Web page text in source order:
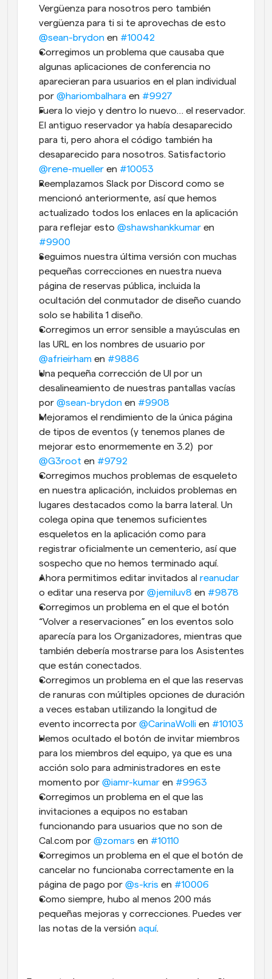
Vergüenza para nosotros pero también
@sean-brydon en #10042
Corregimos un problema que causaba que
algunas aplicaciones de conferencia no
aparecieran para usuarios en el plan individual
por @hariombalhara en #9927
Fuera lo viejo y dentro lo nuevo… el reservador.
El antiguo reservador ya había desaparecido
para ti, pero ahora el código también ha
@rene-mueller en #10053
Reemplazamos Slack por Discord como se
mencionó anteriormente, así que hemos
actualizado todos los enlaces en la aplicación
para reflejar esto @shawshankkumar
#9900
Seguimos nuestra última versión con muchas
pequeñas correcciones en nuestra nueva
página de reservas pública, incluida la
ocultación del conmutador de diseño cuando
solo se habilita 1 diseño.
Corregimos un error sensible a mayúsculas en
@afrieirham en #9886
Una pequeña corrección de UI por un
desalineamiento de nuestras pantallas vacías
por @sean-brydon en #9908
Mejoramos el rendimiento de la única página
de tipos de eventos (y tenemos planes de
@G3root en #9792
Corregimos muchos problemas de esqueleto
en nuestra aplicación, incluidos problemas en
lugares destacados como la barra lateral. Un
colega opina que tenemos suficientes
esqueletos en la aplicación como para
registrar oficialmente un cementerio, así que
sospecho que no hemos terminado aquí.
Ahora permitimos editar invitados al reanudar
o editar una reserva por @jemiluv8 en #9878
Corregimos un problema en el que el botón
“Volver a reservaciones” en los eventos solo
aparecía para los Organizadores, mientras que
también debería mostrarse para los Asistentes
que están conectados.
Corregimos un problema en el que las reservas
de ranuras con múltiples opciones de duración
a veces estaban utilizando la longitud de
evento incorrecta por @CarinaWolli en #10103
Hemos ocultado el botón de invitar miembros
para los miembros del equipo, ya que es una
acción solo para administradores en este
momento por @iamr-kumar en #9963
Corregimos un problema en el que las
invitaciones a equipos no estaban
funcionando para usuarios que no son de
Cal.com por @zomars en #10110
Corregimos un problema en el que el botón de
cancelar no funcionaba correctamente en la
página de pago por @s-kris en #10006
Como siempre, hubo al menos 200 más
pequeñas mejoras y correcciones. Puedes ver
las notas de la versión aquí.